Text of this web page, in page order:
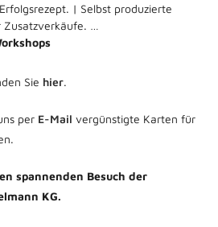
| Selbst produzierte
…
Sie hier.
per E-Mail vergünstigte Karten für
spannenden Besuch der
KG.